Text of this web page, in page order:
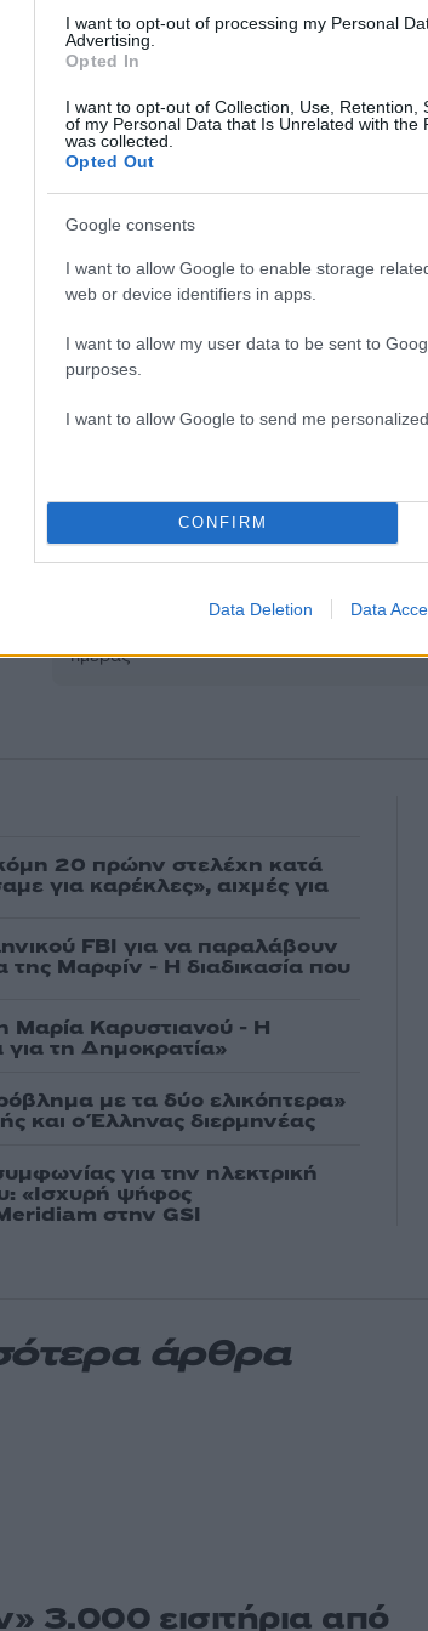
I want to opt-out of processing my Personal
Advertising.
Opted In
I want to opt-out of Collection, Use, Retention,
of my Personal Data that Is Unrelated with the
was collected.
Opted Out
Google consents
I want to allow Google to enable storage
web or device identifiers in apps.
I want to allow my user data to be sent to
purposes.
I want to allow Google to send me
CONFIRM
Data Deletion Data
. Το site προστατεύεται από reCAPTCHA, ισχύουν
ΦΕΡΕΝΤΣΒΑΡΟΣ
Share:
Ακολουθήστε το Νewsit.gr στο Google
ημέρας
20 πρώην στελέχη κατά
για καρέκλες», αιχμές για
FBI για να παραλάβουν
Μαρφίν - Η διαδικασία που
Μαρία Καρυστιανού - Η
τη Δημοκρατία»
με τα δύο ελικόπτερα»
και ο Έλληνας διερμηνέας
για την ηλεκτρική
«Ισχυρή ψήφος
στην GSI
άρθρα
3.000 εισιτήρια από